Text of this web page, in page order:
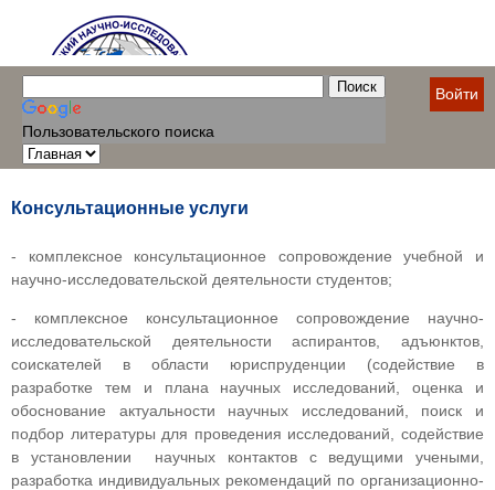
Пользовательского поиска
Войти
Консультационные услуги
- комплексное консультационное сопровождение учебной и
научно-исследовательской деятельности студентов;
- комплексное консультационное сопровождение научно-
исследовательской деятельности аспирантов, адъюнктов,
соискателей в области юриспруденции (содействие в
разработке тем и плана научных исследований, оценка и
обоснование актуальности научных исследований, поиск и
подбор литературы для проведения исследований, содействие
в установлении научных контактов с ведущими учеными,
разработка индивидуальных рекомендаций по организационно-